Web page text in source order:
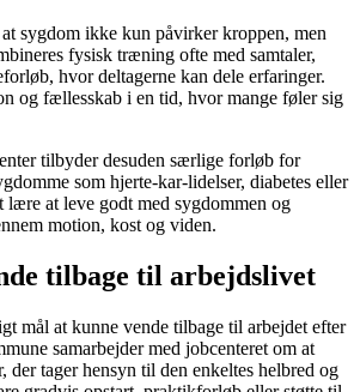
sygdom ikke kun påvirker kroppen, men
fysisk træning ofte med samtaler,
hvor deltagerne kan dele erfaringer.
og fællesskab i en tid, hvor mange føler sig
tilbyder desuden særlige forløb for
som hjerte-kar-lidelser, diabetes eller
at leve godt med sygdommen og
motion, kost og viden.
tilbage til arbejdslivet
mål at kunne vende tilbage til arbejdet efter
samarbejder med jobcenteret om at
der tager hensyn til den enkeltes helbred og